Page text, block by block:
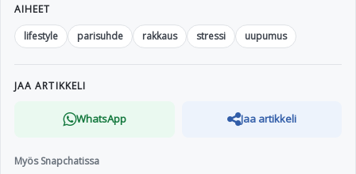
AIHEET
lifestyle
parisuhde rakkaus stressi uupumus
JAA ARTIKKELI
WhatsApp Jaa artikkeli
Myös Snapchatissa